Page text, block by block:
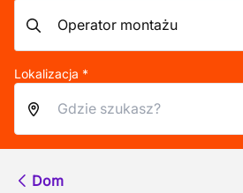
Lokalizacja *
Dom